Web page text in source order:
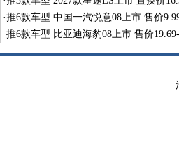
·推6款车型 中国一汽悦意08上市 售价
·推6款车型 比亚迪海豹08上市 售价